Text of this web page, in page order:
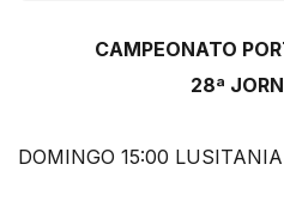
CAMPEONATO
28ª
DOMINGO 15:00 LUSITANIA